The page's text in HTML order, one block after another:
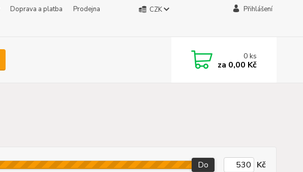
Doprava a platba
Prodejna
CZK Přihlášení
0ks
za 0,00 Kč
Do Kč